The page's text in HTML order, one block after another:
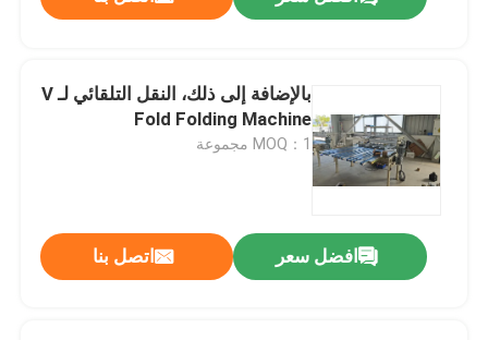
بالإضافة إلى ذلك، النقل التلقائي لـ V
Fold Folding Machine
MOQ：1 مجموعة
افضل سعر اتصل بنا